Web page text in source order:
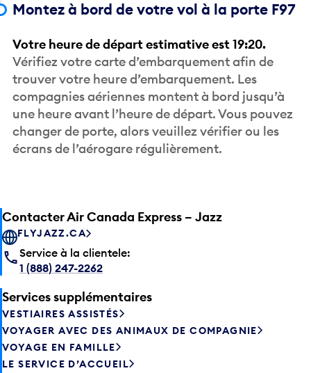
Montez à bord de votre vol à la porte F97
Votre heure de départ estimative est 19:20.
Vérifiez votre carte d’embarquement afin de
trouver votre heure d’embarquement. Les
compagnies aériennes montent à bord jusqu’à
une heure avant l’heure de départ. Vous pouvez
changer de porte, alors veuillez vérifier ou les
écrans de l’aérogare régulièrement.
Contacter Air Canada Express – Jazz
FLYJAZZ.CA
Service à la clientele:
1 (888) 247-2262
Services supplémentaires
VESTIAIRES ASSISTÉS
VOYAGER AVEC DES ANIMAUX DE COMPAGNIE
VOYAGE EN FAMILLE
LE SERVICE D’ACCUEIL